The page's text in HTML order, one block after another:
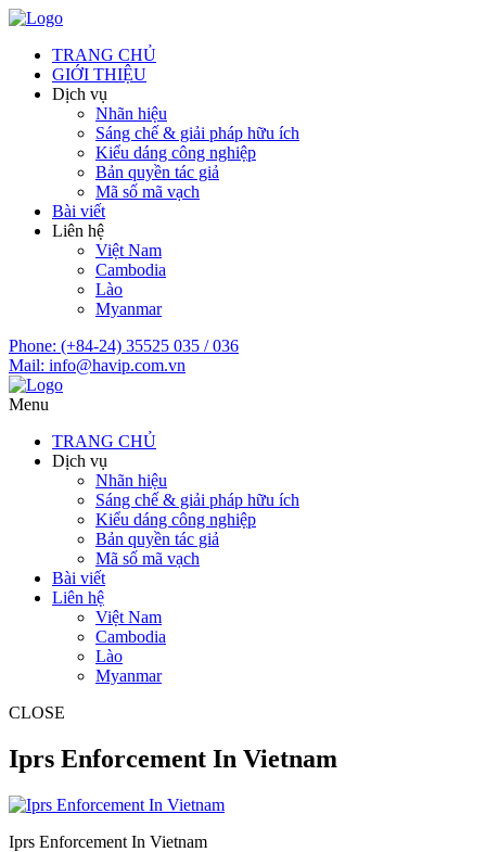
TRANG CHỦ
GIỚI THIỆU
Dịch vụ
Nhãn hiệu
Sáng chế & giải pháp hữu ích
Kiểu dáng công nghiệp
Bản quyền tác giả
Mã số mã vạch
Bài viết
Liên hệ
Việt Nam
Cambodia
Lào
Myanmar
Phone: (+84-24) 35525 035 / 036
Mail: info@havip.com.vn
Menu
TRANG CHỦ
Dịch vụ
Nhãn hiệu
Sáng chế & giải pháp hữu ích
Kiểu dáng công nghiệp
Bản quyền tác giả
Mã số mã vạch
Bài viết
Liên hệ
Việt Nam
Cambodia
Lào
Myanmar
CLOSE
Iprs Enforcement In Vietnam
Iprs Enforcement In Vietnam